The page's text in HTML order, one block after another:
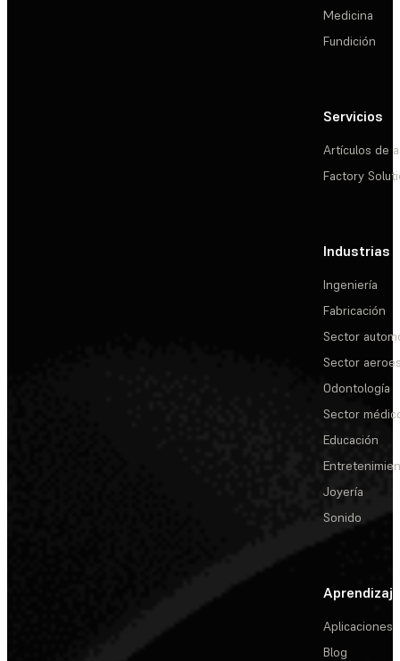
Medicina
Fundición
Servicios
Artículos de
Factory
Industrias
Ingeniería
Fabricación
Sector
Sector
Odontología
Sector
Educación
Joyería
Sonido
Aprendizaje
Aplicaciones
Blog